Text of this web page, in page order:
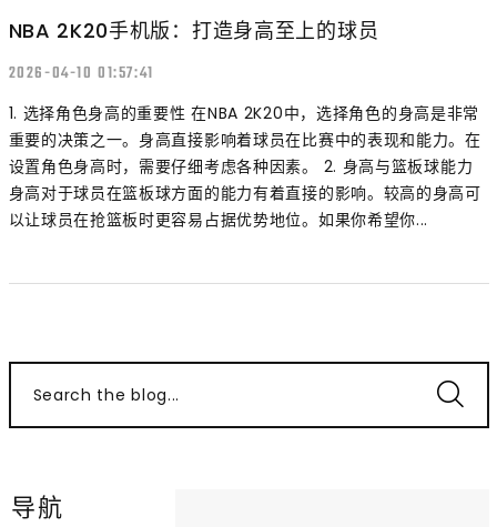
NBA 2K20手机版：打造身高至上的球员
2026-04-10 01:57:41
1. 选择角色身高的重要性 在NBA 2K20中，选择角色的身高是非常
重要的决策之一。身高直接影响着球员在比赛中的表现和能力。在
设置角色身高时，需要仔细考虑各种因素。 2. 身高与篮板球能力
身高对于球员在篮板球方面的能力有着直接的影响。较高的身高可
以让球员在抢篮板时更容易占据优势地位。如果你希望你...
Search the blog...
导航